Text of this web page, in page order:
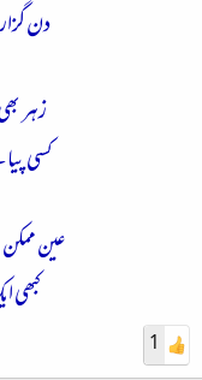
دن
زہر
کسی
عین
کبھی
1